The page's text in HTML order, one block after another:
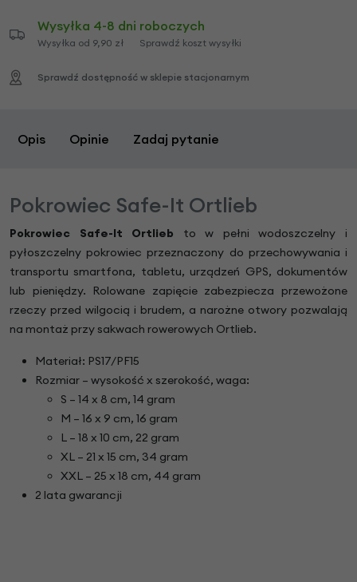
Wysyłka 4-8 dni roboczych
Wysyłka od 9,90 zł Sprawdź koszt wysyłki
Sprawdź dostępność w sklepie stacjonarnym
Opis Opinie Zadaj pytanie
Pokrowiec Safe-It Ortlieb
Pokrowiec Safe-It Ortlieb to w pełni wodoszczelny i
pyłoszczelny pokrowiec przeznaczony do przechowywania i
transportu smartfona, tabletu, urządzeń GPS, dokumentów
lub pieniędzy. Rolowane zapięcie zabezpiecza przewożone
rzeczy przed wilgocią i brudem, a narożne otwory pozwalają
na montaż przy sakwach rowerowych Ortlieb.
Materiał: PS17/PF15
Rozmiar – wysokość x szerokość, waga:
S – 14 x 8 cm, 14 gram
M – 16 x 9 cm, 16 gram
L – 18 x 10 cm, 22 gram
XL – 21 x 15 cm, 34 gram
XXL – 25 x 18 cm, 44 gram
2 lata gwarancji